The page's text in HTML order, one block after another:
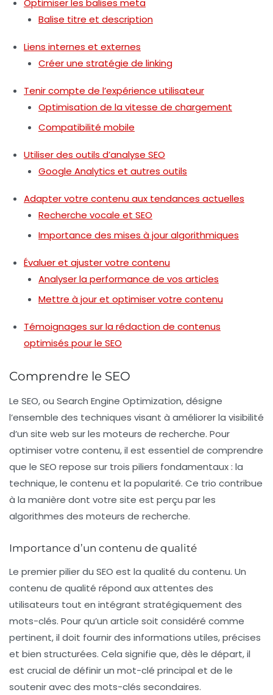
Optimiser les balises meta
Balise titre et description
Liens internes et externes
Créer une stratégie de linking
Tenir compte de l’expérience utilisateur
Optimisation de la vitesse de chargement
Compatibilité mobile
Utiliser des outils d’analyse SEO
Google Analytics et autres outils
Adapter votre contenu aux tendances actuelles
Recherche vocale et SEO
Importance des mises à jour algorithmiques
Évaluer et ajuster votre contenu
Analyser la performance de vos articles
Mettre à jour et optimiser votre contenu
Témoignages sur la rédaction de contenus
optimisés pour le SEO
Comprendre le SEO
Le SEO, ou Search Engine Optimization, désigne
l’ensemble des techniques visant à améliorer la visibilité
d’un site web sur les moteurs de recherche. Pour
optimiser votre contenu, il est essentiel de comprendre
que le SEO repose sur trois piliers fondamentaux : la
technique, le contenu et la popularité. Ce trio contribue
à la manière dont votre site est perçu par les
algorithmes des moteurs de recherche.
Importance d’un contenu de qualité
Le premier pilier du SEO est la qualité du contenu. Un
contenu de qualité répond aux attentes des
utilisateurs tout en intégrant stratégiquement des
mots-clés. Pour qu’un article soit considéré comme
pertinent, il doit fournir des informations utiles, précises
et bien structurées. Cela signifie que, dès le départ, il
est crucial de définir un mot-clé principal et de le
soutenir avec des mots-clés secondaires.